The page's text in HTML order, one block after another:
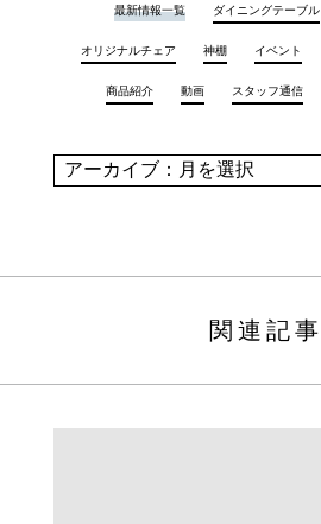
最新情報一覧 ダイニングテーブル
オリジナルチェア 神棚 イベント
商品紹介 動画 スタッフ通信
関連記事